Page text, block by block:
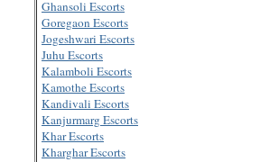
Ghansoli Escorts
Goregaon Escorts
Jogeshwari Escorts
Juhu Escorts
Kalamboli Escorts
Kamothe Escorts
Kandivali Escorts
Kanjurmarg Escorts
Khar Escorts
Kharghar Escorts